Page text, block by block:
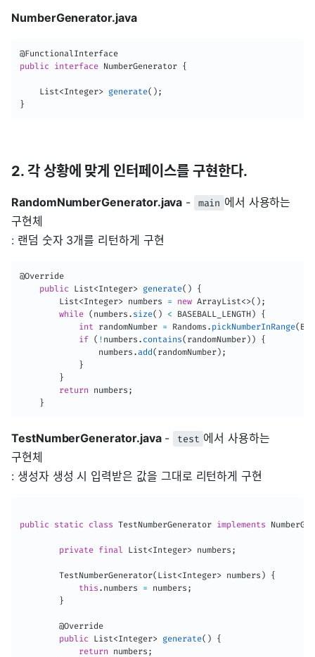
NumberGenerator.java
@FunctionalInterface
public
interface NumberGenerator {
List<Integer> generate( ) ;
}
2. 각 상황에 맞게 인터페이스를 구현한다.
RandomNumberGenerator.java - main 에서 사용하는
구현체
: 랜덤 숫자 3개를 리턴하게 구현
@Override
public
List<Integer> generate( )
{
List<Integer> numbers = new ArrayList<>( ) ;
while ( numbers . size( ) < BASEBALL_LENGTH)
{
int randomNumber = Randoms . pickNumberInRange(
if ( ! numbers . contains( randomNumber) )
{
                numbers
.add( randomNumber) ;
}
}
return numbers ;
}
TestNumberGenerator.java- test 에서 사용하는
구현체
: 생성자 생성 시 입력받은 값을 그대로 리턴하게 구현
public static class TestNumberGenerator implements
private final List<Integer> numbers ;
TestNumberGenerator( List<Integer> numbers )
{
this . numbers = numbers ;
}
@Override
public
List<Integer> generate( )
{
return numbers ;